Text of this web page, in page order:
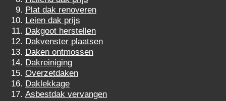
Plat dak renoveren
Leien dak prijs
Dakgoot herstellen
Dakvenster plaatsen
Daken ontmossen
Dakreiniging
Overzetdaken
Daklekkage
Asbestdak vervangen